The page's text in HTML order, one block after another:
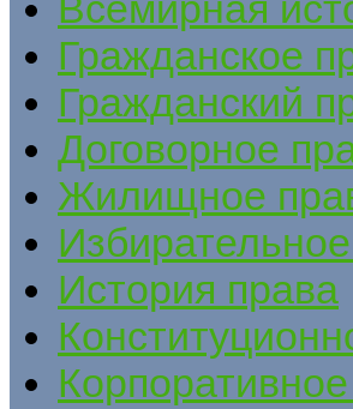
Гражданское
Гражданский
Договорное
Жилищное
История права